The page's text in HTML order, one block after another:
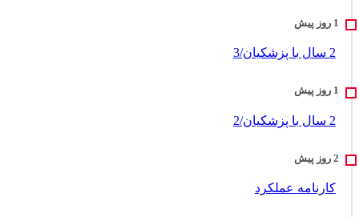
2 سال با پزشکیان/3
2 سال با پزشکیان/2
کارنامه عملکرد